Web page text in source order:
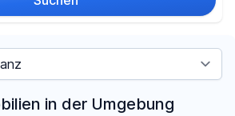
in der Umgebung